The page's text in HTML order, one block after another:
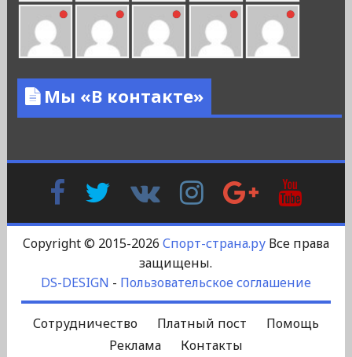
Мы «В контакте»
FacebookTwitter
Контакте
InstagramGoogle
Plus
Copyright © 2015-2026 Спорт-страна.руВсе права
защищены.
DS-DESIGN - Пользовательское соглашение
Сотрудничество Платный пост
Помощь
Реклама
Контакты